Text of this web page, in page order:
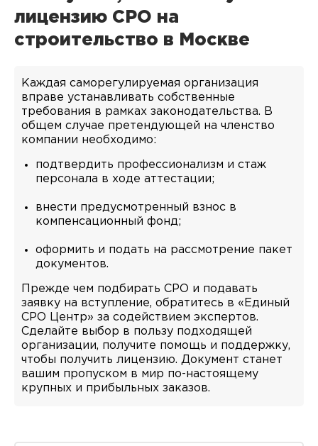
лицензию СРО на
строительство в Москве
Каждая саморегулируемая организация
вправе устанавливать собственные
требования в рамках законодательства. В
общем случае претендующей на членство
компании необходимо:
подтвердить профессионализм и стаж
персонала в ходе аттестации;
внести предусмотренный взнос в
компенсационный фонд;
оформить и подать на рассмотрение пакет
документов.
Прежде чем подбирать СРО и подавать
заявку на вступление, обратитесь в «Единый
СРО Центр» за содействием экспертов.
Сделайте выбор в пользу подходящей
организации, получите помощь и поддержку,
чтобы получить лицензию. Документ станет
вашим пропуском в мир по-настоящему
крупных и прибыльных заказов.